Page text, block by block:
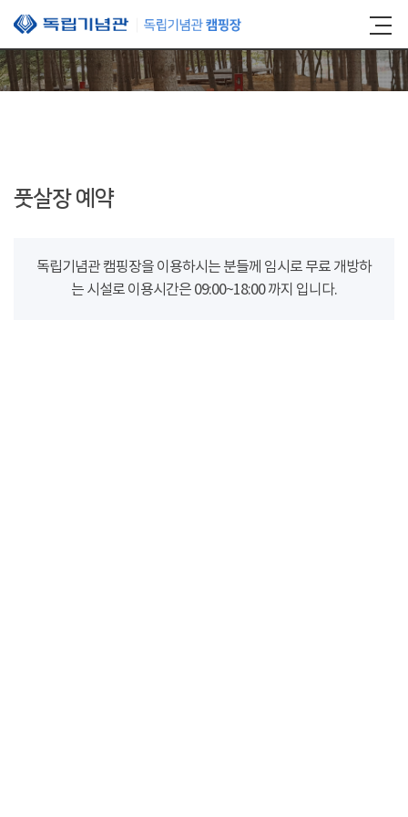
본문 바로가기
풋살장 예약
독립기념관 캠핑장을 이용하시는 분들께 임시로 무료 개방하
는 시설로 이용시간은 09:00~18:00 까지 입니다.